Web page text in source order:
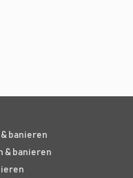
banieren
& banieren